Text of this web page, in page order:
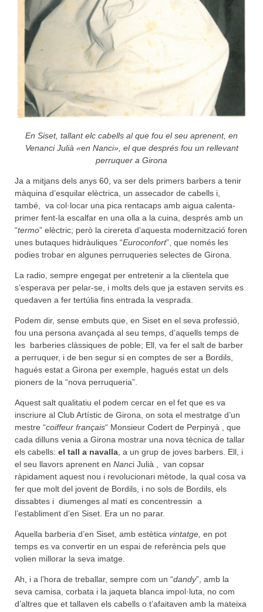
En Siset, tallant elc cabells al que fou el seu aprenent, en
Venanci Julià «en Nanci», el que després fou un rellevant
perruquer a Girona
Ja a mitjans dels anys 60, va ser dels primers barbers a tenir
màquina d’esquilar elèctrica, un assecador de cabells i,
també, va col·locar una pica rentacaps amb aigua calenta-
primer fent-la escalfar en una olla a la cuina, després amb un
“termo” elèctric; però la cirereta d’aquesta modernització foren
unes butaques hidràuliques “Euroconfort”, que només les
podies trobar en algunes perruqueries selectes de Girona.
La radio, sempre engegat per entretenir a la clientela que
s’esperava per pelar-se, i molts dels que ja estaven servits es
quedaven a fer tertúlia fins entrada la vesprada.
Podem dir, sense embuts que, en Siset en el seva professió,
fou una persona avançada al seu temps, d’aquells temps de
les barberies clàssiques de poble; Ell, va fer el salt de barber
a perruquer, i de ben segur si en comptes de ser a Bordils,
hagués estat a Girona per exemple, hagués estat un dels
pioners de la “nova perruqueria”.
Aquest salt qualitatiu el podem cercar en el fet que es va
inscriure al Club Artístic de Girona, on sota el mestratge d’un
mestre “coiffeur français“ Monsieur Codert de Perpinyà , que
cada dilluns venia a Girona mostrar una nova tècnica de tallar
els cabells: el tall a navalla , a un grup de joves barbers. Ell, i
el seu llavors aprenent en Nanci Julià , van copsar
ràpidament aquest nou i revolucionari mètode, la qual cosa va
fer que molt del jovent de Bordils, i no sols de Bordils, els
dissabtes i diumenges al matí es concentressin a
l’establiment d’en Siset. Era un no parar.
Aquella barberia d’en Siset, amb estètica vintatge, en pot
temps es va convertir en un espai de referència pels que
volien millorar la seva imatge.
Ah, i a l’hora de treballar, sempre com un “dandy”, amb la
seva camisa, corbata i la jaqueta blanca impol·luta, no com
d’altres que et tallaven els cabells o t’afaitaven amb la mateixa